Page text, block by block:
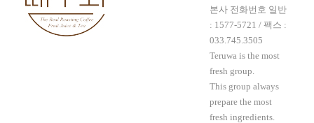
본사 전화번호 일반
: 1577-5721 / 팩스 :
033.745.3505
Teruwa is the most
fresh group.
This group always
prepare the most
fresh ingredients.